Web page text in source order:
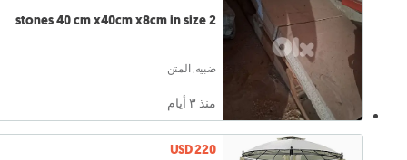
2 stones 40 cm x40cm x8cm in size
ضبيه, المتن
منذ ٣ أيام
USD 220